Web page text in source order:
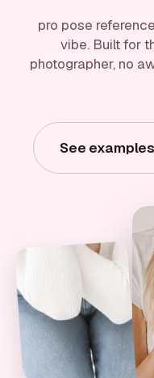
30+ pro pose
vibe. Built for
photographer, no
See examples